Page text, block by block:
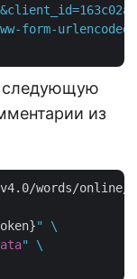
form-urlencoded"
следующую
из
words/online/
" \
" \